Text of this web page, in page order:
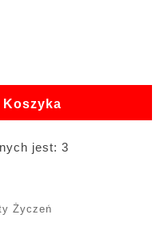
Koszyka
jest: 3
Życzeń